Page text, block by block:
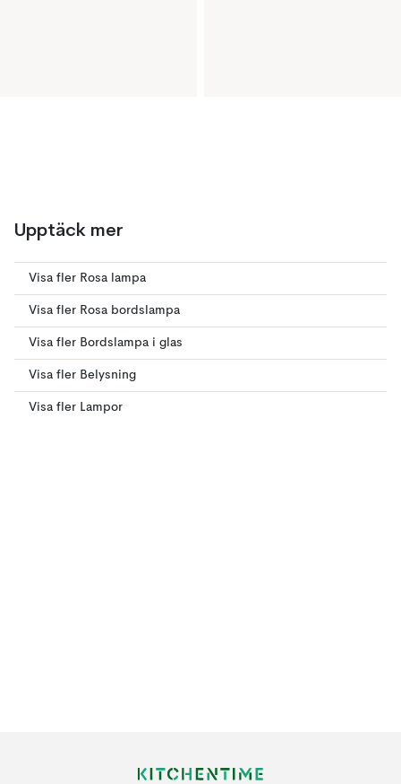
Upptäck mer
Visa fler Rosa lampa
Visa fler Rosa bordslampa
Visa fler Bordslampa i glas
Visa fler Belysning
Visa fler Lampor